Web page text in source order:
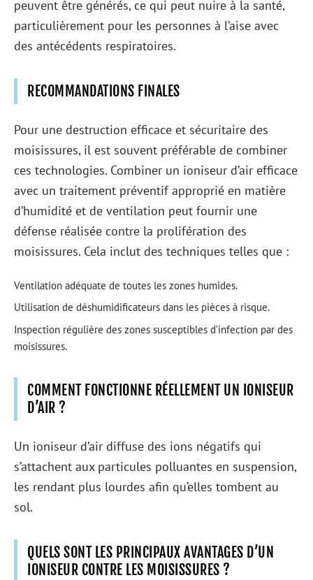
peuvent être générés, ce qui peut nuire à la santé,
particulièrement pour les personnes à l’aise avec
des antécédents respiratoires.
RECOMMANDATIONS FINALES
Pour une destruction efficace et sécuritaire des
moisissures, il est souvent préférable de combiner
ces technologies. Combiner un ioniseur d’air efficace
avec un traitement préventif approprié en matière
d’humidité et de ventilation peut fournir une
défense réalisée contre la prolifération des
moisissures. Cela inclut des techniques telles que :
Ventilation adéquate de toutes les zones humides.
Utilisation de déshumidificateurs dans les pièces à risque.
Inspection régulière des zones susceptibles d’infection par des
moisissures.
COMMENT FONCTIONNE RÉELLEMENT UN IONISEUR
D’AIR ?
Un ioniseur d’air diffuse des ions négatifs qui
s’attachent aux particules polluantes en suspension,
les rendant plus lourdes afin qu’elles tombent au
sol.
QUELS SONT LES PRINCIPAUX AVANTAGES D’UN
IONISEUR CONTRE LES MOISISSURES ?